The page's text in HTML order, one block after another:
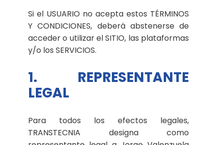
Si el USUARIO no acepta estos TÉRMINOS
Y CONDICIONES, deberá abstenerse de
acceder o utilizar el SITIO, las plataformas
y/o los SERVICIOS.
1. REPRESENTANTE
LEGAL
Para todos los efectos legales,
TRANSTECNIA designa como